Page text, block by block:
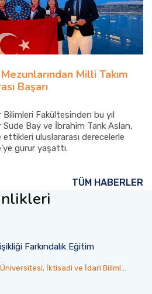
Milli Takım
Başarı
Fakültesinden bu yıl
Bay ve İbrahim Tarık Aslan,
uluslararası derecelerle
gurur yaşattı.
TÜM HABERLER
Farkındalık Eğitim